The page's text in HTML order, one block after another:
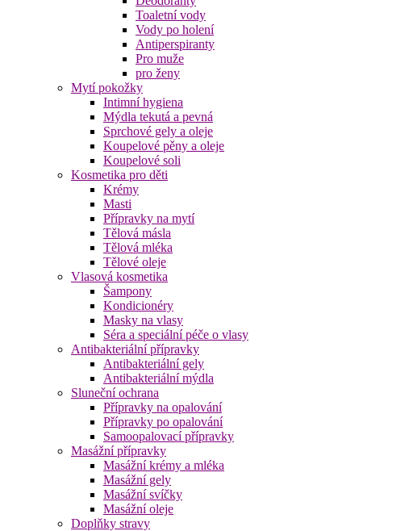
Toaletní vody
Vody po holení
Antiperspiranty
Pro muže
pro ženy
Mytí pokožky
Intimní hygiena
Mýdla tekutá a pevná
Sprchové gely a oleje
Koupelové pěny a oleje
Koupelové soli
Kosmetika pro děti
Krémy
Masti
Přípravky na mytí
Tělová másla
Tělová mléka
Tělové oleje
Vlasová kosmetika
Šampony
Kondicionéry
Masky na vlasy
Séra a speciální péče o vlasy
Antibakteriální přípravky
Antibakteriální gely
Antibakteriální mýdla
Sluneční ochrana
Přípravky na opalování
Přípravky po opalování
Samoopalovací přípravky
Masážní přípravky
Masážní krémy a mléka
Masážní gely
Masážní svíčky
Masážní oleje
Doplňky stravy